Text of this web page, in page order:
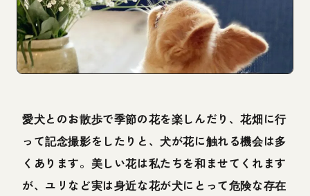
愛犬とのお散歩で季節の花を楽しんだり、花畑に行
って記念撮影をしたりと、犬が花に触れる機会は多
くあります。美しい花は私たちを和ませてくれます
が、ユリなど実は身近な花が犬にとって危険な存在